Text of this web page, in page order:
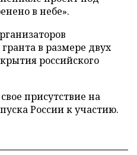
в небе».
в размере двух
российского
свое присутствие на
России к участию.